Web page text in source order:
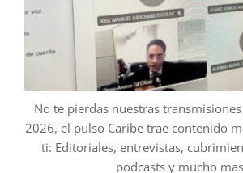
No te pierdas nuestras
2026, el pulso Caribe trae contenido
ti: Editoriales, entrevistas,
podcasts y mucho